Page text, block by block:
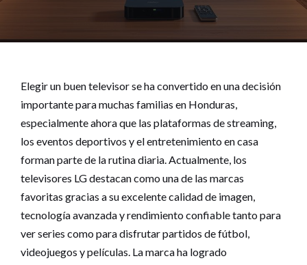
Elegir un buen televisor se ha convertido en una decisión
importante para muchas familias en Honduras,
especialmente ahora que las plataformas de streaming,
los eventos deportivos y el entretenimiento en casa
forman parte de la rutina diaria. Actualmente, los
televisores LG destacan como una de las marcas
favoritas gracias a su excelente calidad de imagen,
tecnología avanzada y rendimiento confiable tanto para
ver series como para disfrutar partidos de fútbol,
videojuegos y películas. La marca ha logrado